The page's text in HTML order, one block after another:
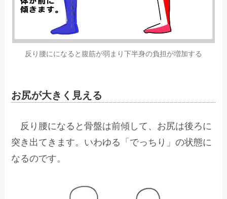
反り腰にになると腹筋が弱まり下半身の負担が増加する
お尻が大きく見える
反り腰になると骨盤は前傾して、お尻は後ろに
突き出てきます。いわゆる「でっちり」の状態に
なるのです。